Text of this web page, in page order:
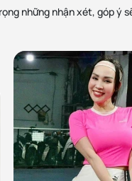
những nhận xét, góp ý